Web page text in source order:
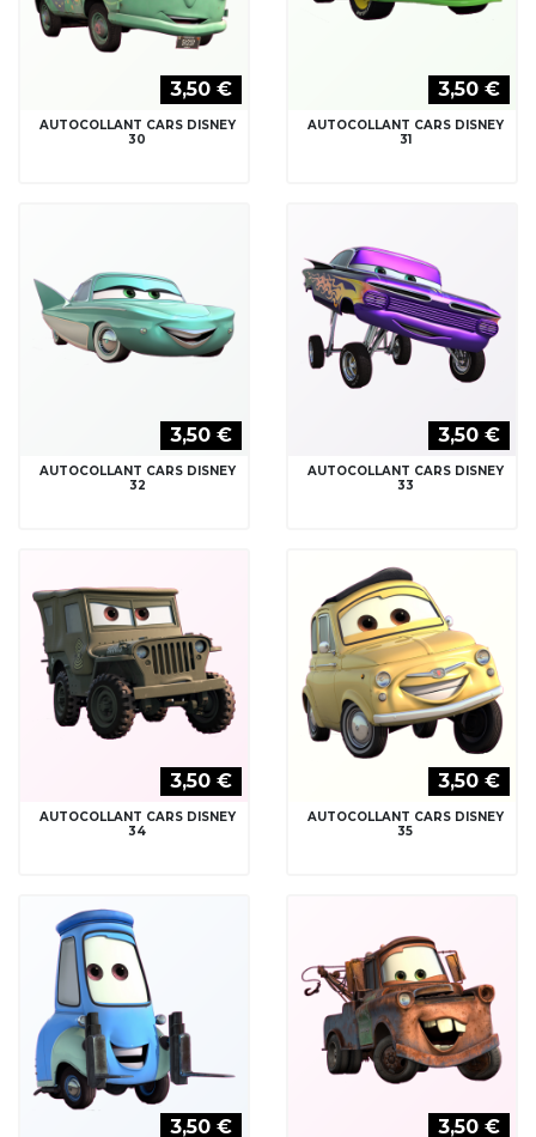
3,50 €
AUTOCOLLANT CARS DISNEY
30
3,50 €
AUTOCOLLANT CARS DISNEY
31
3,50 €
AUTOCOLLANT CARS DISNEY
32
3,50 €
AUTOCOLLANT CARS DISNEY
33
3,50 €
AUTOCOLLANT CARS DISNEY
34
3,50 €
AUTOCOLLANT CARS DISNEY
35
3,50 € 3,50 €